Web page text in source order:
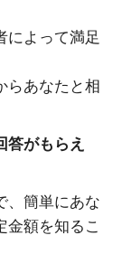
によって満足
らあなたと相
答がもらえ
、簡単にあな
額を知るこ